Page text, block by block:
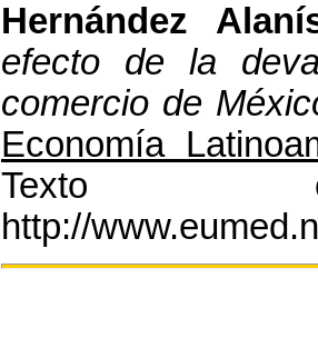
Hernández
efecto de la
comercio de
Economía
Texto
http://